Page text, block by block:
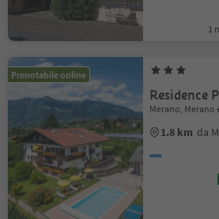
1
Prenotabile online
Residence
Merano, Merano
1.8 km da